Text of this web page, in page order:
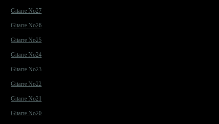
Gitarre No27
Gitarre No26
Gitarre No25
Gitarre No24
Gitarre No23
Gitarre No22
Gitarre No21
Gitarre No20